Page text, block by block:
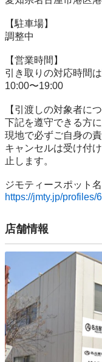
【駐⾞場】
調整中
【営業時間】
引き取りの対応時間
10:00〜19:00
【引渡しの対象者につ
下記を遵守できる⽅
現地で必ずご⾃⾝の
キャンセルは受け付
⽌します。
https://jmty.jp/
店舗情報